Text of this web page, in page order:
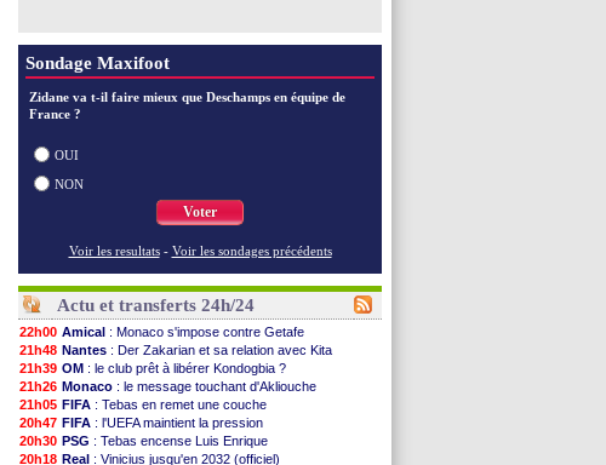
Sondage Maxifoot
Zidane va t-il faire mieux que Deschamps en équipe de
France ?
OUI
NON
Voter
Voir les resultats - Voir les sondages précédents
Actu et transferts 24h/24
22h00 Amical : Monaco s'impose contre Getafe
21h48 Nantes : Der Zakarian et sa relation avec Kita
21h39 OM : le club prêt à libérer Kondogbia ?
21h26 Monaco : le message touchant d'Akliouche
21h05 FIFA : Tebas en remet une couche
20h47 FIFA : l'UEFA maintient la pression
20h30 PSG : Tebas encense Luis Enrique
20h18 Real : Vinicius jusqu'en 2032 (officiel)